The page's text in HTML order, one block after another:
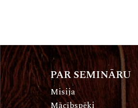
PAR SEMINĀRU
Misija